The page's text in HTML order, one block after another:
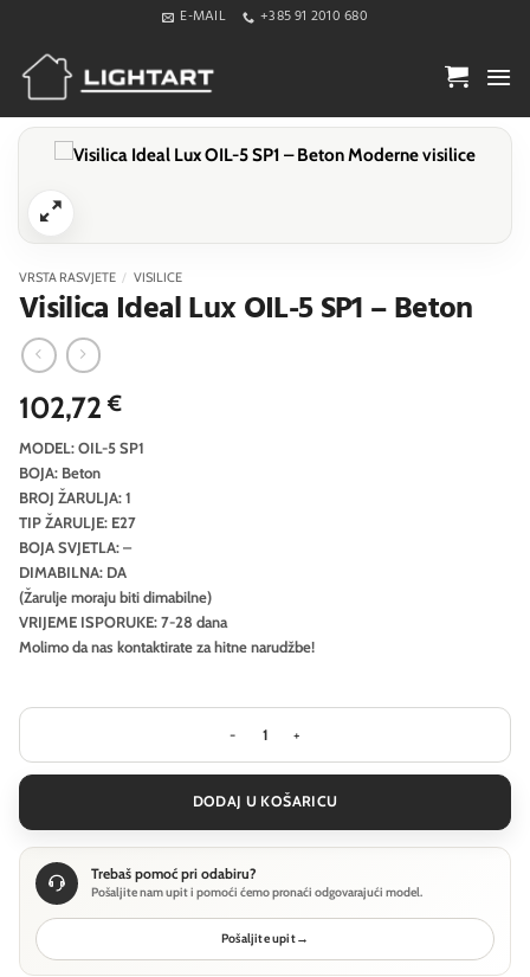
content
E-MAIL +385 91 2010 680
VRSTA RASVJETE / VISILICE
Visilica Ideal Lux OIL-5 SP1 – Beton
102,72€
MODEL: OIL-5 SP1
BOJA: Beton
BROJ ŽARULJA: 1
TIP ŽARULJE: E27
BOJA SVJETLA: –
DIMABILNA: DA
(Žarulje moraju biti dimabilne)
VRIJEME ISPORUKE: 7-28 dana
Molimo da nas kontaktirate za hitne narudžbe!
Visilica Ideal Lux OIL-5 SP1 - Beton
DODAJ U KOŠARICU
Trebaš pomoć pri odabiru?
Pošaljite nam upit i pomoći ćemo pronaći odgovarajući model.
Pošaljite upit→